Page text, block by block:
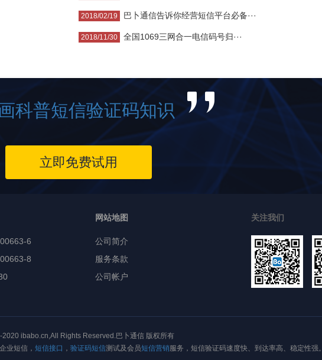
2018/02/19 巴卜通信告诉你经营短信平台必备···
2018/11/30 全国1069三网合一电信码号归···
科普短信验证码知识
立即免费试用
6
8
网站地图
公司简介
服务条款
公司帐户
关注我们
2020 ibabo.cn,All Rights Reserved.巴卜通信 版权所有
业短信， 短信接口 ， 验证码短信测试及会员短信营销服务，短信验证码速度快、到达率高、稳定性强。